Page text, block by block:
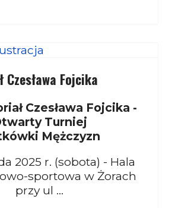
Czesława Fojcika
Czesława Fojcika -
Turniej
Mężczyzn
2025 r. (sobota) - Hala
sportowa w Żorach
przy ul ...